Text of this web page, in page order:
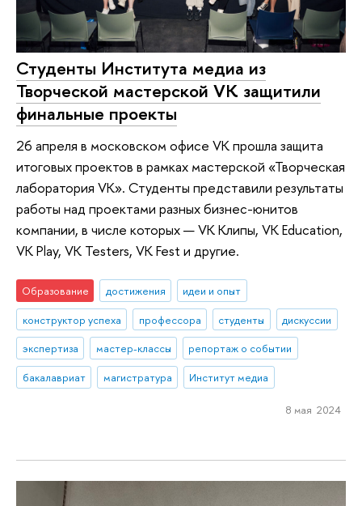
Студенты Института медиа из
Творческой мастерской VK защитили
финальные проекты
26 апреля в московском офисе VK прошла защита
итоговых проектов в рамках мастерской «Творческая
лаборатория VK». Студенты представили результаты
работы над проектами разных бизнес-юнитов
компании, в числе которых — VK Клипы, VK Education,
VK Play, VK Testers, VK Fest и другие.
Образование достижения
идеи и опыт
конструктор успеха
профессора студенты
дискуссии
экспертиза
мастер-классы
репортаж о событии
бакалавриат
магистратура Институт медиа
8 мая 2024